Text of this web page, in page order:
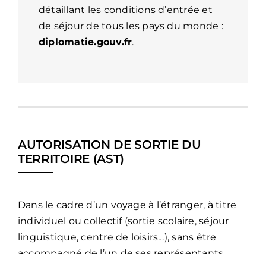
détaillant les conditions d’entrée et
de séjour de tous les pays du monde :
diplomatie.gouv.fr.
AUTORISATION DE SORTIE DU
TERRITOIRE (AST)
Dans le cadre d’un voyage à l’étranger, à titre
individuel ou collectif (sortie scolaire, séjour
linguistique, centre de loisirs…), sans être